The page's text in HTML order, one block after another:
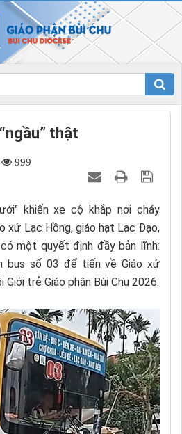
thật
999
khiến xe cộ khắp nơi cháy
xứ Lạc Hồng, giáo hạt Lạc Đạo,
một quyết định đầy bản lĩnh:
bus số 03 để tiến về Giáo xứ
trẻ Giáo phận Bùi Chu 2026.